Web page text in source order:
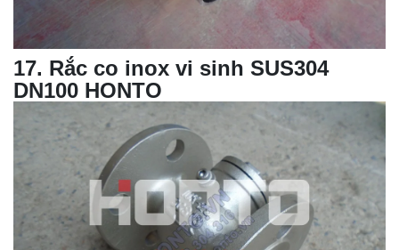
17. Rắc co inox vi sinh SUS304
DN100 HONTO